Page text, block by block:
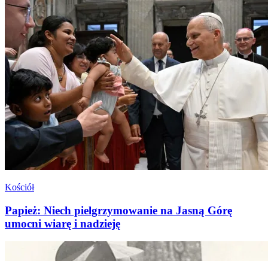
Kościół
Papież: Niech pielgrzymowanie na Jasną Górę
umocni wiarę i nadzieję